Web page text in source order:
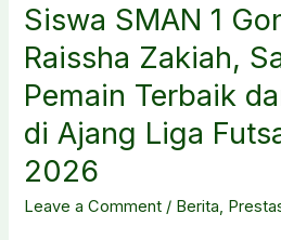
Siswa SMAN 1
Raissha Zakiah,
Pemain Terbaik
di Ajang Liga
2026
Leave a Comment / Berita,